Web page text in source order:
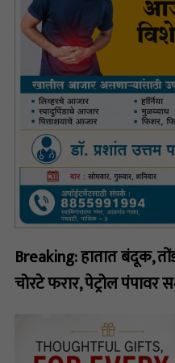
Breaking: हातात बंदूक,
चोरटे फरार, पेट्रोल पंपावर